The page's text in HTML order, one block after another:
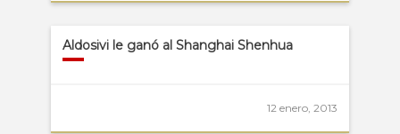
Aldosivi le ganó al Shanghai Shenhua
12 enero, 2013